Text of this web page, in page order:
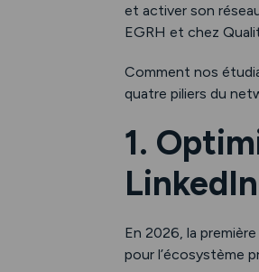
et activer son
EGRH et chez
Comment nos
quatre piliers du
1.
LinkedIn
En 2026, la
pour l’écosystème